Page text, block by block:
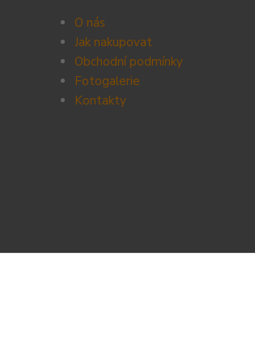
O nás
Jak nakupovat
Obchodní podmínky
Fotogalerie
Kontakty